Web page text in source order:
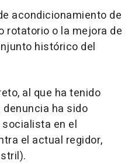
acondicionamiento de
rotatorio o la mejora de
histórico del
al que ha tenido
ha sido
en el
el actual regidor,